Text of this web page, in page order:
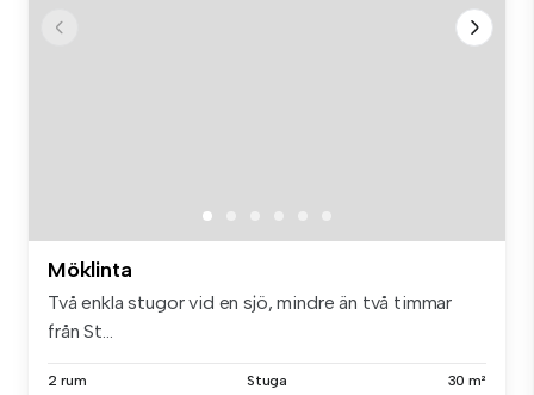
Möklinta
Två enkla stugor vid en sjö, mindre än två timmar
från St...
2 rum Stuga 30 m²